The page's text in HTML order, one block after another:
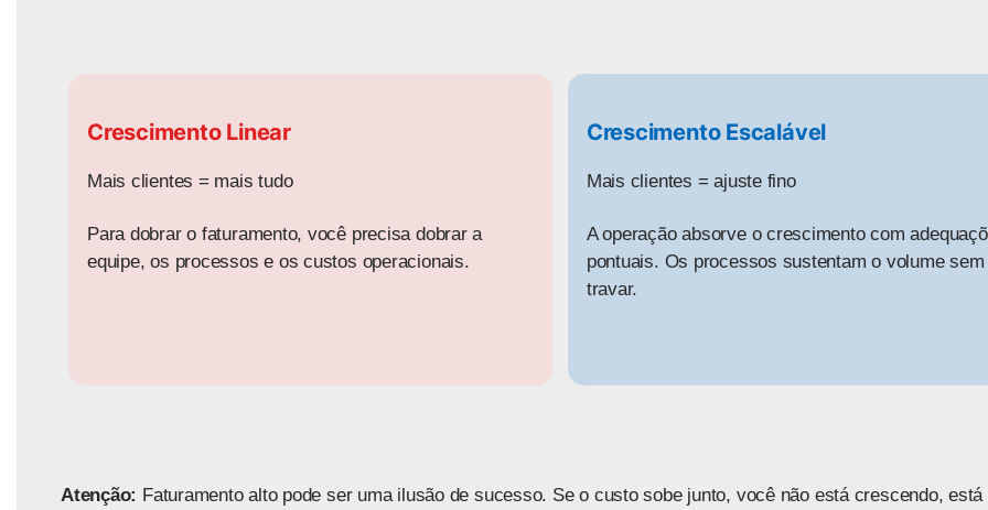
Crescimento Linear
Mais clientes = mais tudo
Para dobrar o faturamento, você precisa dobrar a
equipe, os processos e os custos operacionais.
Crescimento Escalável
Mais clientes = ajuste fino
A operação absorve o crescimento com
pontuais. Os processos sustentam o volume sem
travar.
Atenção: Faturamento alto pode ser uma ilusão de sucesso. Se o custo sobe junto, você não está crescendo, está